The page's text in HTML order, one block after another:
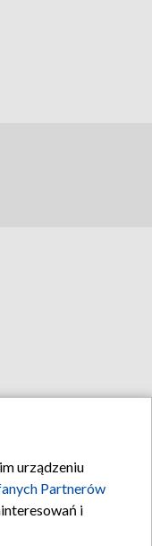
urządzeniu
Partnerów
i